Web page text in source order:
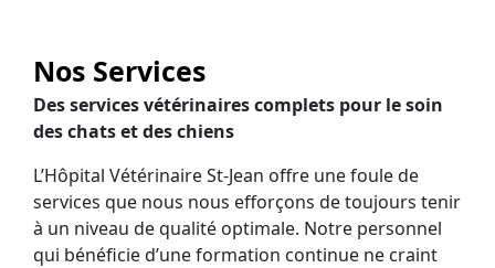
Nos Services
Des services vétérinaires complets pour le soin
des chats et des chiens
L’Hôpital Vétérinaire St-Jean offre une foule de
services que nous nous efforçons de toujours tenir
à un niveau de qualité optimale. Notre personnel
qui bénéficie d’une formation continue ne craint